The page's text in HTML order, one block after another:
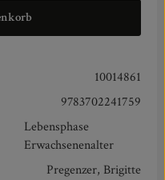
10014861
9783702241759
Lebensphase
Erwachsenenalter
Pregenzer, Brigitte